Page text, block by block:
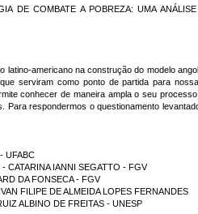
DE COMBATE A POBREZA: UMA
latino-americano na construção do modelo
serviram como ponto de partida para
conhecer de maneira ampla o seu
respondermos o questionamento
UFABC
CATARINA IANNI SEGATTO - FGV
DA FONSECA - FGV
FILIPE DE ALMEIDA LOPES FERNANDES
ALBINO DE FREITAS - UNESP